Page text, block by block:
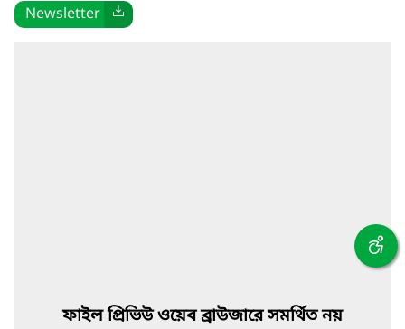
Newsletter
ফাইল প্রিভিউ ওয়েব ব্রাউজারে সমর্থিত নয়